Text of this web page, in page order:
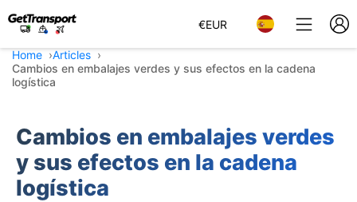
€EUR
Home
Articles
Cambios en embalajes verdes y sus efectos en la cadena
logística
Cambios en embalajes verdes
y sus efectos en la cadena
logística